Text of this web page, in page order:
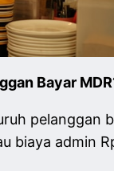
Bayar
pelanggan
biaya admin